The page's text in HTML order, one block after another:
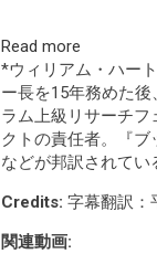
Read more
*ウィリアム・ハー
ー長を15年務めた
ラム上級リサーチ
クトの責任者。『ブ
などが邦訳されてい
Credits: 字幕翻訳
関連動画: